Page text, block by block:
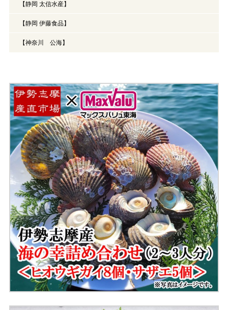
【静岡 太信水産】
【静岡 伊藤食品】
【神奈川 公海】